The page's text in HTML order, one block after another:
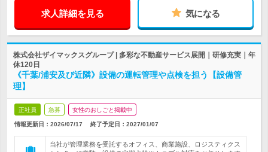
求人詳細を見る 気になる
株式会社ザイマックスグループ | 多彩な不動産サービス展開｜研修充実｜年
休120日
《千葉/浦安及び近隣》設備の運転管理や点検を担う【設備管
理】
正社員 急募 女性のおしごと掲載中
情報更新日：2026/07/17 終了予定日： 2027/01/07
当社が管理業務を受託するオフィス、商業施設、ロジスティクス